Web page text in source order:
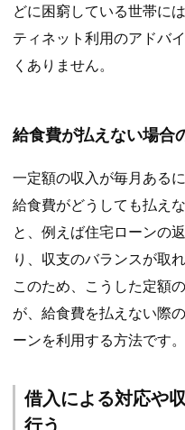
どに困窮している世帯に
ティネット利用のアドバ
くありません。
給食費が払えない場
一定額の収入が毎月ある
給食費がどうしても払え
と、例えば住宅ローンの
り、収支のバランスが取
このため、こうした定額
が、給食費を払えない際
ーンを利用する方法です。
借入による対応や